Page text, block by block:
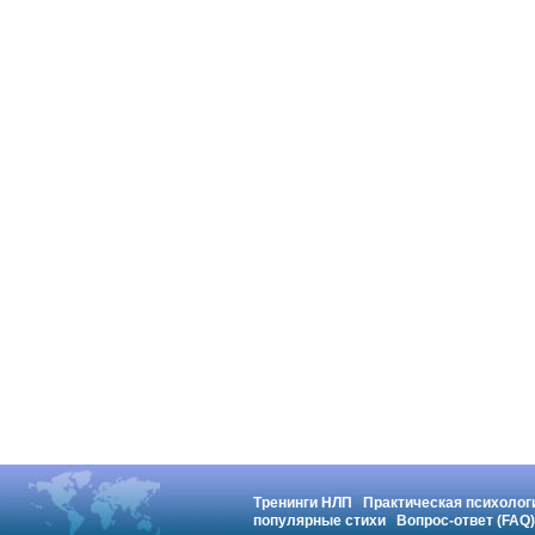
Тренинги НЛП
Практическая
популярные стихи
Вопрос-ответ (FAQ)